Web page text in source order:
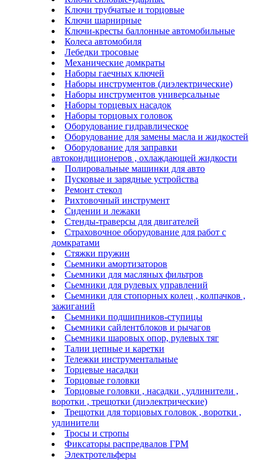
Ключи трубчатые и торцовые
Ключи шарнирные
Ключи-кресты баллонные автомобильные
Колеса автомобиля
Лебедки тросовые
Механические домкраты
Наборы гаечных ключей
Наборы инструментов (диэлектрические)
Наборы инструментов универсальные
Наборы торцевых насадок
Наборы торцовых головок
Оборудование гидравлическое
Оборудование для замены масла и жидкостей
Оборудование для заправки
автокондиционеров , охлаждающей жидкости
Полировальные машинки для авто
Пусковые и зарядные устройства
Ремонт стекол
Рихтовочный инструмент
Сидении и лежаки
Стенды-траверсы для двигателей
Страховочное оборудование для работ с
домкратами
Стяжки пружин
Сьемники амортизаторов
Сьемники для масляных фильтров
Сьемники для рулевых управлений
Сьемники для стопорных колец , колпачков ,
зажиганий
Сьемники подшипников-ступицы
Сьемники сайлентблоков и рычагов
Сьемники шаровых опор, рулевых тяг
Талии цепные и каретки
Тележки инструментальные
Торцевые насадки
Торцовые головки
Торцовые головки , насадки , удлинители ,
воротки , трещотки (диэлектрические)
Трещотки для торцовых головок , воротки ,
удлинители
Тросы и стропы
Фиксаторы распредвалов ГРМ
Электротельферы